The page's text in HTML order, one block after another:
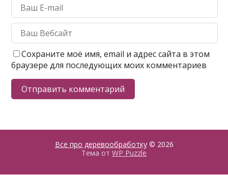
Сохраните моё имя, email и адрес сайта в этом
браузере для последующих моих комментариев
Все про деревообработку© 2026
Тема от WP Puzzle